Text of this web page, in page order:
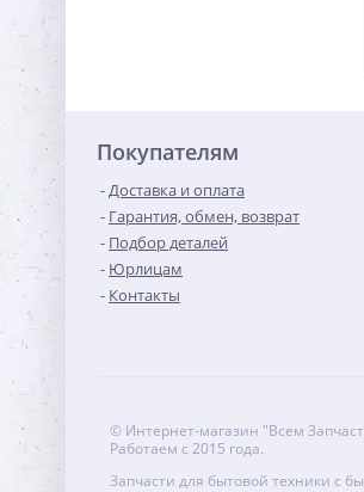
Покупателям
Доставка и оплата
Гарантия, обмен, возврат
Подбор деталей
Юрлицам
Контакты
© Интернет-магазин "Всем
Работаем с 2015 года.
Запчасти для бытовой техники с